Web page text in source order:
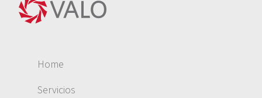
Home
Servicios